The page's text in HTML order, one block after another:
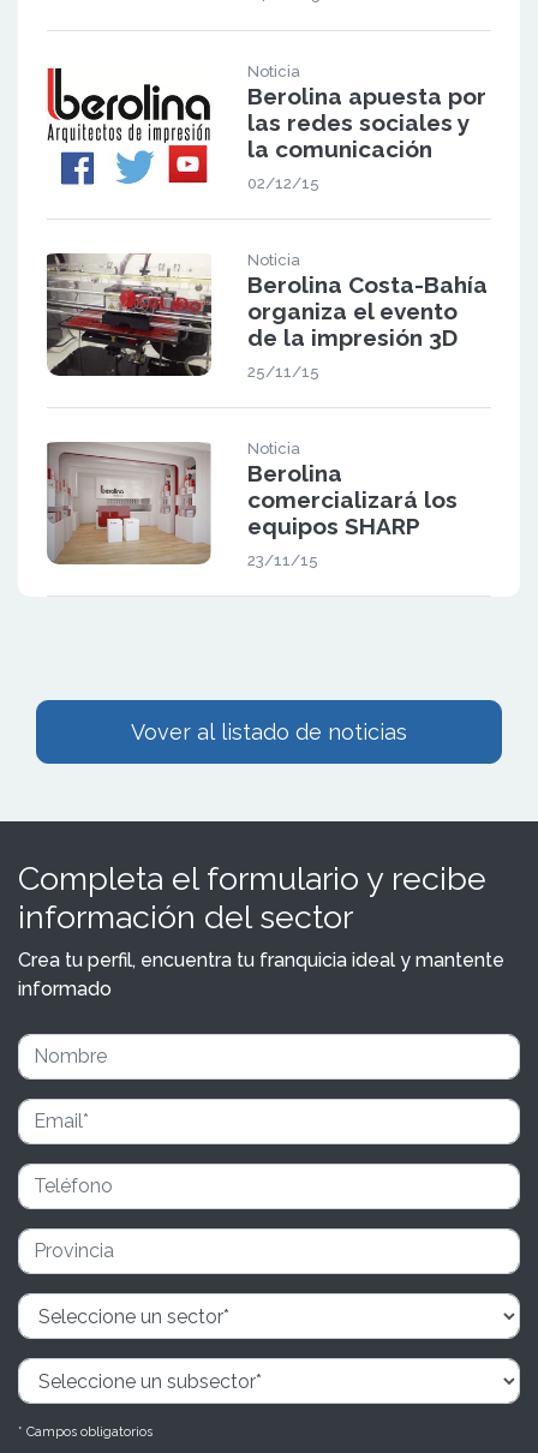
Noticia
Berolina apuesta por
las redes sociales y
la comunicación
02/12/15
Noticia
Berolina Costa-Bahía
organiza el evento
de la impresión 3D
25/11/15
Noticia
Berolina
comercializará los
equipos SHARP
23/11/15
Vover al listado de noticias
Completa el formulario y recibe
información del sector
Crea tu perfil, encuentra tu franquicia ideal y mantente
informado
* Campos obligatorios